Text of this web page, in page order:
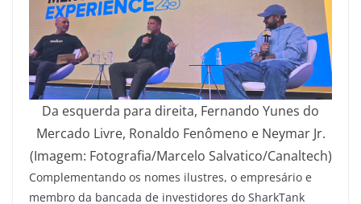
Da esquerda para direita, Fernando Yunes do
Mercado Livre, Ronaldo Fenômeno e Neymar Jr.
(Imagem: Fotografia/Marcelo Salvatico/Canaltech)
Complementando os nomes ilustres, o empresário e
membro da bancada de investidores do SharkTank